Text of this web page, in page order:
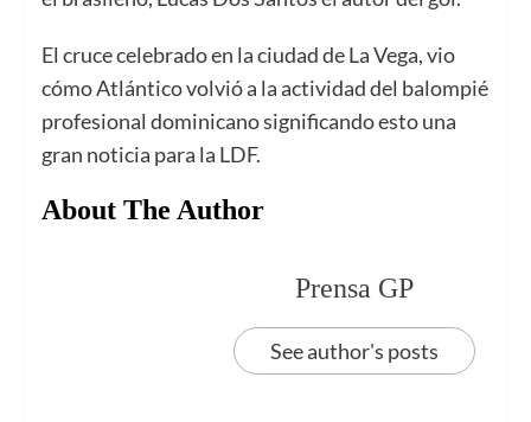
El cruce celebrado en la ciudad de La Vega, vio
cómo Atlántico volvió a la actividad del balompié
profesional dominicano significando esto una
gran noticia para la LDF.
About The Author
Prensa GP
See author's posts